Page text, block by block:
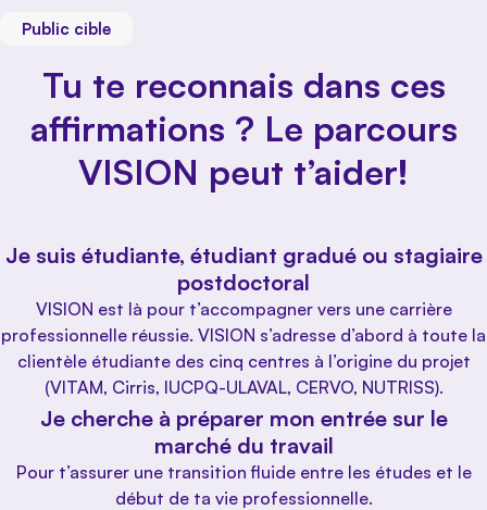
Public cible
Tu te reconnais dans ces
affirmations ? Le parcours
VISION peut t’aider!
Je suis étudiante, étudiant gradué ou stagiaire
postdoctoral
VISION est là pour t’accompagner vers une carrière
professionnelle réussie. VISION s’adresse d’abord à toute la
clientèle étudiante des cinq centres à l’origine du projet
(VITAM, Cirris, IUCPQ-ULAVAL, CERVO, NUTRISS).
Je cherche à préparer mon entrée sur le
marché du travail
Pour t’assurer une transition fluide entre les études et le
début de ta vie professionnelle.